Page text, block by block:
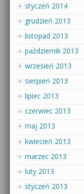
styczeń 2014
grudzień 2013
listopad 2013
październik 2013
wrzesień 2013
sierpień 2013
lipiec 2013
czerwiec 2013
maj 2013
kwiecień 2013
marzec 2013
luty 2013
styczeń 2013